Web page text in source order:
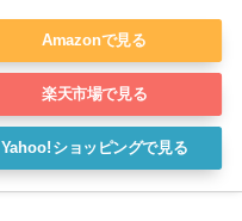
Amazonで見る
楽天市場で見る
Yahoo!ショッピングで見る